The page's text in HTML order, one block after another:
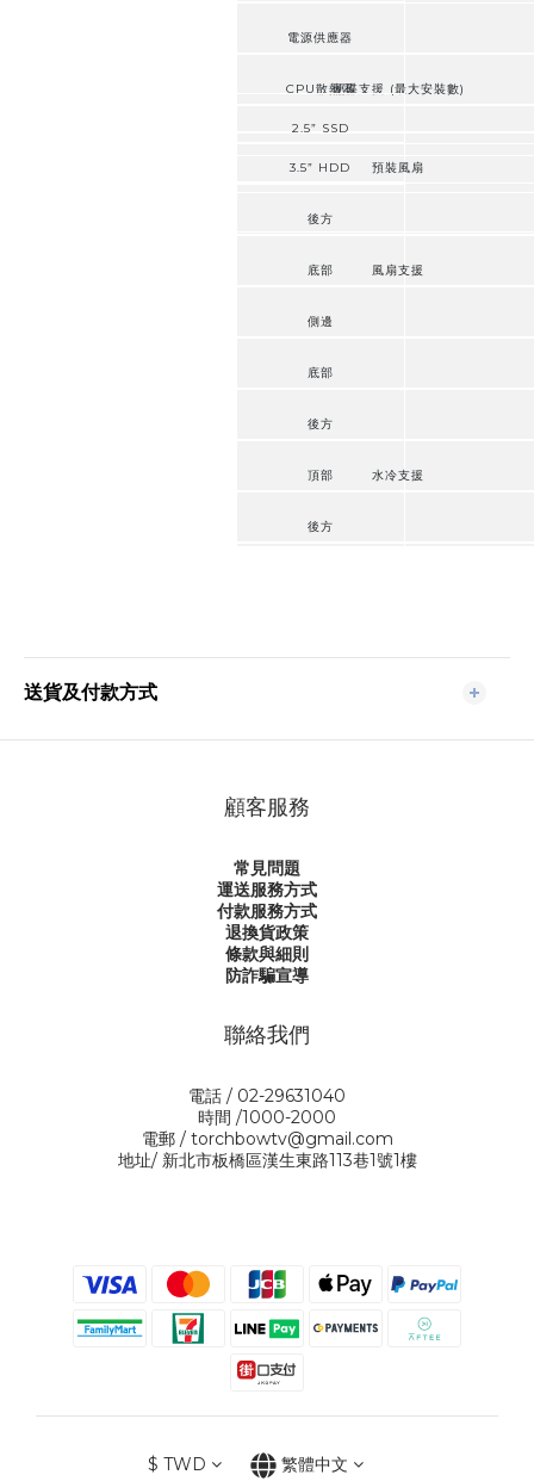
CPU散熱器
電源供應器
硬碟支援 (最大安裝數)
3.5” HDD
2.5” SSD
預裝風扇
底部
後方
風扇支援
頂部
側邊
底部
後方
水冷支援
後方
送貨及付款方式
顧客服務
常見問題
運送服務方式
付款服務方式
退換貨政策
條款與細則
防詐騙宣導
聯絡我們
電話 / 02-29631040
時間 /1000-2000
電郵 / torchbowtv@gmail.com
地址/ 新北市板橋區漢生東路113巷1號1樓
$ TWD 繁體中文